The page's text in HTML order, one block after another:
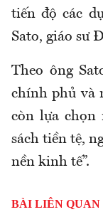
tiến độ các
Sato, giáo sư
Theo ông
chính phủ và
còn lựa chọn
sách tiền tệ,
nền kinh tế”.
BÀI LIÊN QUAN